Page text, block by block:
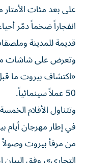
على بعد مئات
انفجاراً ضخماً دمّر
قديمة للمدينة
وتعرض على شاشات
«اكتشاف بيروت ما
50 عملاً سينمائياً.
وتتناول الأفلام
في إطار مهرجان أيام
من مرفأ بيروت وصولاً